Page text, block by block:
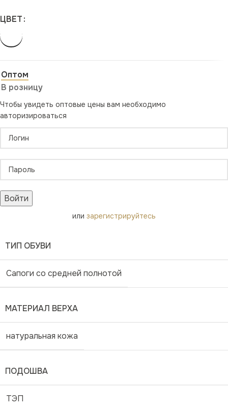
ЦВЕТ
Оптом
В розницу
Чтобы увидеть оптовые цены вам необходимо
авторизироваться
Войти
или зарегистрируйтесь
ТИП ОБУВИ
Сапоги со средней полнотой
МАТЕРИАЛ ВЕРХА
натуральная кожа
ПОДОШВА
ТЭП